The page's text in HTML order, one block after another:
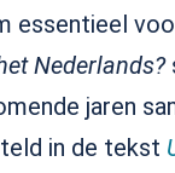
Nederlands?
jaren
in de tekst